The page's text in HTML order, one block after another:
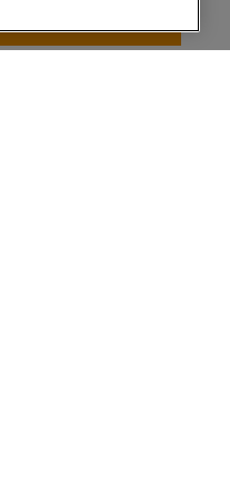
0014194-02